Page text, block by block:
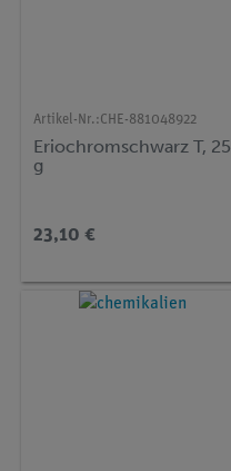
Artikel-Nr.:CHE-881048922
Eriochromschwarz T, 25
g
23,10 €